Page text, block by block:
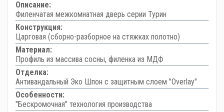
Описание:
Филенчатая межкомнатная дверь серии Турин
Конструкция:
Царговая (сборно-разборное на стяжках полотно)
Материал:
Профиль из массива сосны, филенка из МДФ
Отделка:
Антивандальный Эко Шпон с защитным слоем "Overlay"
Особенности:
"Бескромочная" технология производства